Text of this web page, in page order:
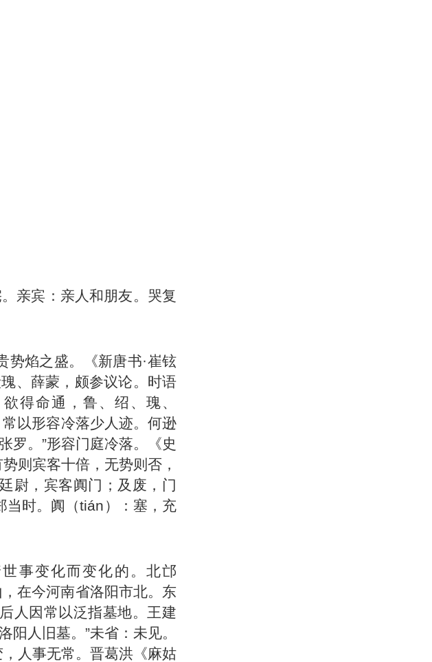
亲宾：亲人和朋友。哭复
势焰之盛。《新唐书·崔铉
、薛蒙，颇参议论。时语
得命通，鲁、绍、瑰、
以形容冷落少人迹。何逊
罗。”形容门庭冷落。《史
则宾客十倍，无势则否，
尉，宾客阗门；及废，门
当时。阗（tián）：塞，充
事变化而变化的。北邙
在今河南省洛阳市北。东
人因常以泛指墓地。王建
阳人旧墓。”未省：未见。
，人事无常。晋葛洪《麻姑